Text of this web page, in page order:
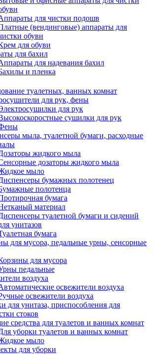
для чистки подошв
(вендинговые) аппараты для
обуви
для обуви
для бахил
для надевания бахил
и пленка
туалетных, ванных комнат
для рук, фены
для рук
сушилки для рук
мыла, туалетной бумаги, расходные
жидкого мыла
дозаторы жидкого мыла
мыло
бумажных полотенец
полотенца
бумага
материал
туалетной бумаги и сидений
унитазов
бумага
для мусора, педальные урны, сенсорные
для мусора
педальные
воздуха
освежители воздуха
освежители воздуха
для унитаза, приспособления для
стоков
средства для туалетов и ванных комнат
уборки туалетов и ванных комнат
мыло
для уборки